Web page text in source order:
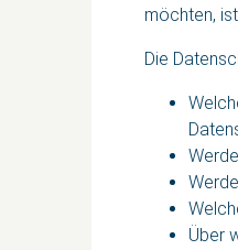
möchten,
Die
Über